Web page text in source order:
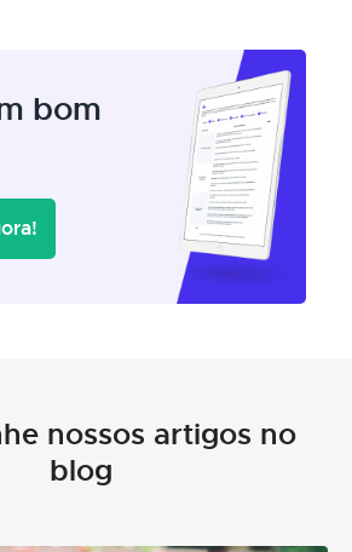
bom
nossos artigos no
blog